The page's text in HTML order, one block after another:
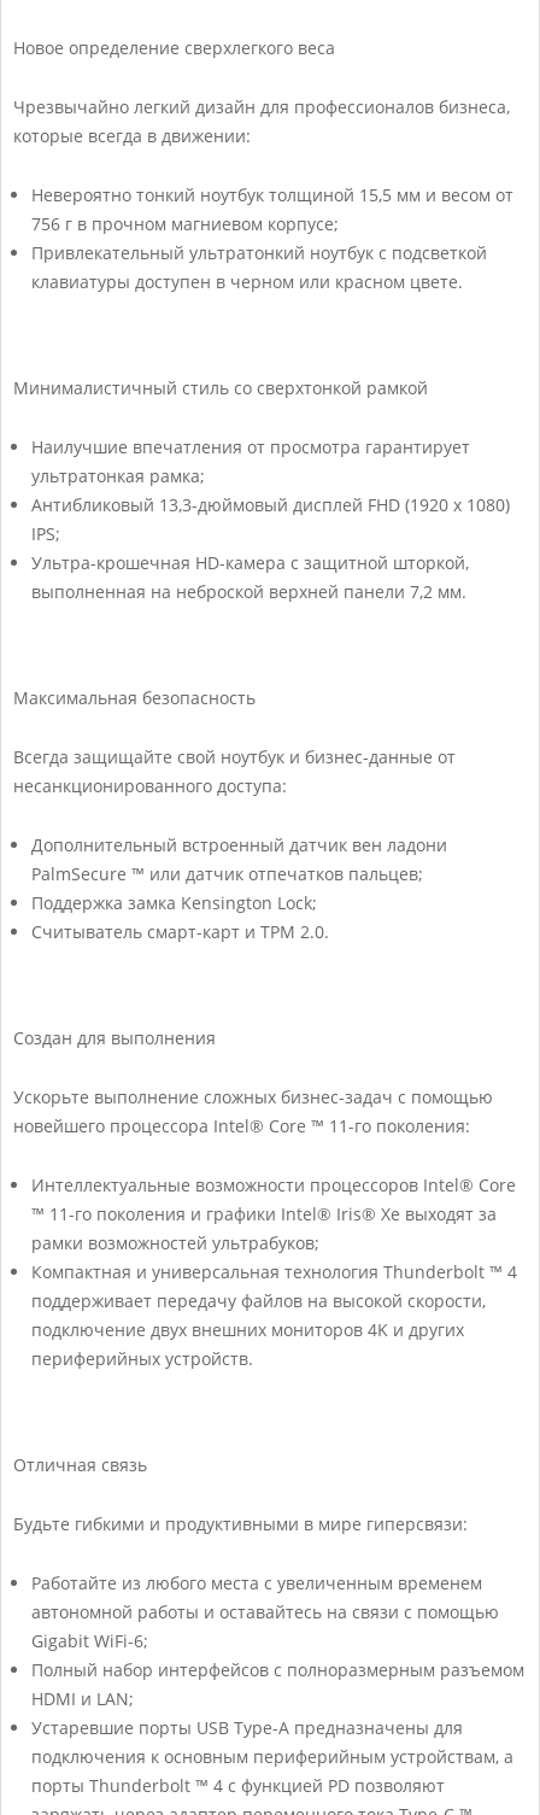
Новое определение сверхлегкого веса
Чрезвычайно легкий дизайн для профессионалов бизнеса,
которые всегда в движении:
Невероятно тонкий ноутбук толщиной 15,5 мм и весом от
756 г в прочном магниевом корпусе;
Привлекательный ультратонкий ноутбук с подсветкой
клавиатуры доступен в черном или красном цвете.
Минималистичный стиль со сверхтонкой рамкой
Наилучшие впечатления от просмотра гарантирует
ультратонкая рамка;
Антибликовый 13,3-дюймовый дисплей FHD (1920 x 1080)
IPS;
Ультра-крошечная HD-камера с защитной шторкой,
выполненная на неброской верхней панели 7,2 мм.
Максимальная безопасность
Всегда защищайте свой ноутбук и бизнес-данные от
несанкционированного доступа:
Дополнительный встроенный датчик вен ладони
PalmSecure ™ или датчик отпечатков пальцев;
Поддержка замка Kensington Lock;
Считыватель смарт-карт и TPM 2.0.
Создан для выполнения
Ускорьте выполнение сложных бизнес-задач с помощью
новейшего процессора Intel® Core ™ 11-го поколения:
Интеллектуальные возможности процессоров Intel® Core
™ 11-го поколения и графики Intel® Iris® Xe выходят за
рамки возможностей ультрабуков;
Компактная и универсальная технология Thunderbolt ™ 4
поддерживает передачу файлов на высокой скорости,
подключение двух внешних мониторов 4K и других
периферийных устройств.
Отличная связь
Будьте гибкими и продуктивными в мире гиперсвязи:
Работайте из любого места с увеличенным временем
автономной работы и оставайтесь на связи с помощью
Gigabit WiFi-6;
Полный набор интерфейсов с полноразмерным разъемом
HDMI и LAN;
Устаревшие порты USB Type-A предназначены для
подключения к основным периферийным устройствам, а
порты Thunderbolt ™ 4 с функцией PD позволяют